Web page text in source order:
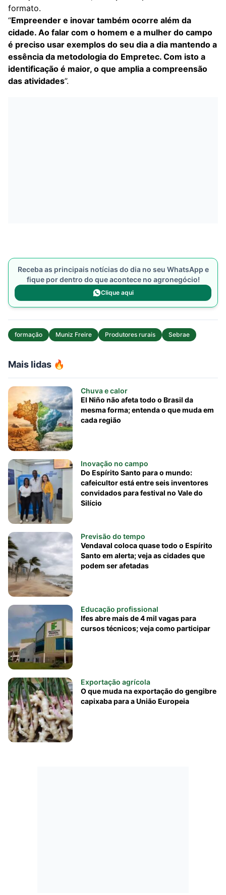
Mais lidas 🔥
Chuva e calor
El Niño não afeta todo o Brasil da
mesma forma; entenda o que muda em
cada região
Inovação no campo
Do Espírito Santo para o mundo:
cafeicultor está entre seis inventores
convidados para festival no Vale do
Silício
Previsão do tempo
Vendaval coloca quase todo o Espírito
Santo em alerta; veja as cidades que
podem ser afetadas
Educação profissional
Ifes abre mais de 4 mil vagas para
cursos técnicos; veja como participar
Exportação agrícola
O que muda na exportação do gengibre
capixaba para a União Europeia
formato.
“Empreender e inovar também ocorre além da
cidade. Ao falar com o homem e a mulher do campo
é preciso usar exemplos do seu dia a dia mantendo a
essência da metodologia do Empretec. Com isto a
identificação é maior, o que amplia a compreensão
das atividades”.
Receba as principais notícias do dia no seu WhatsApp e
fique por dentro do que acontece no agronegócio!
Clique aqui
formação Muniz Freire Produtores rurais Sebrae